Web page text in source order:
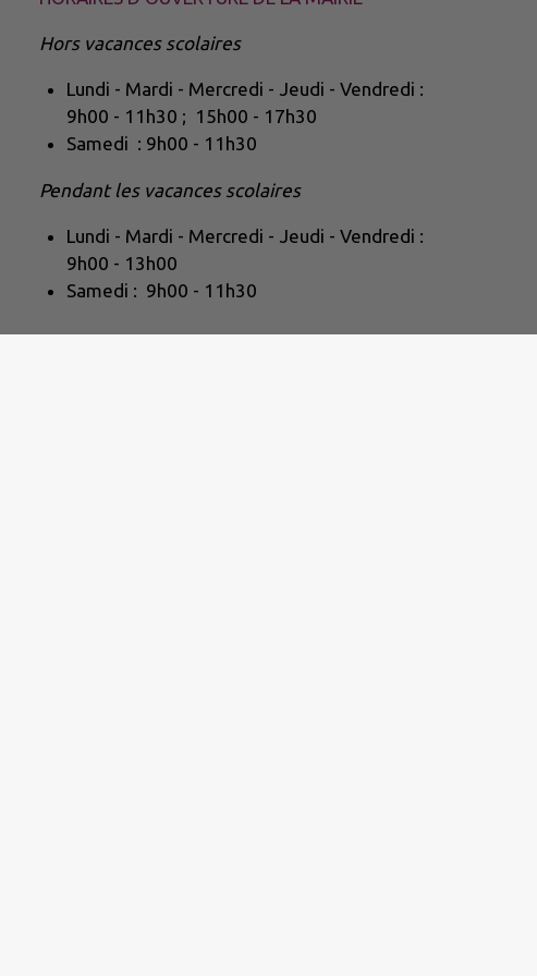
Hors vacances scolaires
Lundi - Mardi - Mercredi - Jeudi - Vendredi :
9h00 - 11h30 ; 15h00 - 17h30
Samedi : 9h00 - 11h30
Pendant les vacances scolaires
Lundi - Mardi - Mercredi - Jeudi - Vendredi :
9h00 - 13h00
Samedi : 9h00 - 11h30